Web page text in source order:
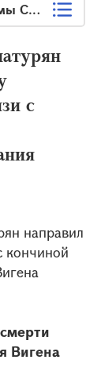
с
направил
кончиной
Вигена